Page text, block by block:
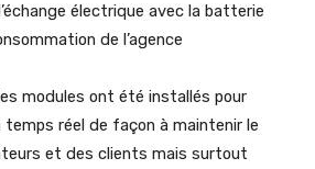
électrique avec la batterie
de l’agence
modules ont été installés pour
réel de façon à maintenir le
et des clients mais surtout